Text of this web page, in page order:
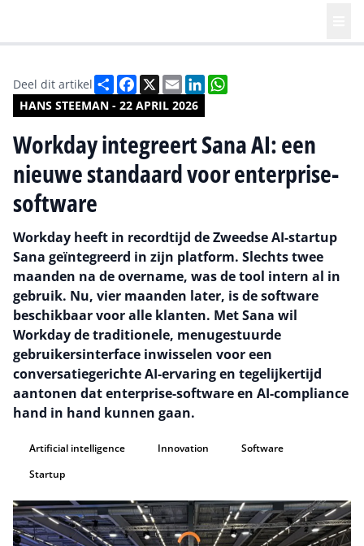
HANS STEEMAN - 22 APRIL 2026
Deel dit artikel DeelFacebook
X EmailLinkedIn
Workday integreert Sana AI: een
nieuwe standaard voor enterprise-
software
Workday heeft in recordtijd de Zweedse AI-startup
Sana geïntegreerd in zijn platform. Slechts twee
maanden na de overname, was de tool intern al in
gebruik. Nu, vier maanden later, is de software
beschikbaar voor alle klanten. Met Sana wil
Workday de traditionele, menugestuurde
gebruikersinterface inwisselen voor een
conversatiegerichte AI-ervaring en tegelijkertijd
aantonen dat enterprise-software en AI-compliance
hand in hand kunnen gaan.
Artificial intelligence Innovation
Software
Startup